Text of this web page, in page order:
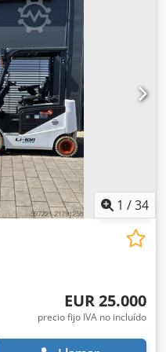
1 /34
EUR 25.000
precio fijo IVA no incluído